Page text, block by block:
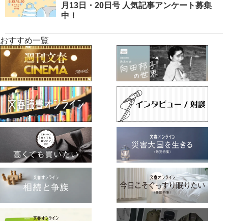
月13日・20日号 人気記事アンケート募集
中！
おすすめ一覧